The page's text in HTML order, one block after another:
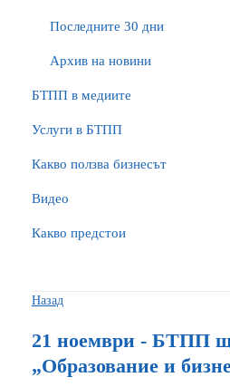
Последните 30 дни
Архив на новини
БTПП в медиите
Услуги в БТПП
Какво ползва бизнесът
Видео
Какво предстои
Назад
21 ноември - БТПП
„Образование и